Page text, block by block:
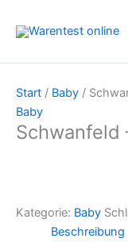
Inhalt
Start / Baby /
Baby
Schwanfeld
Kategorie: Baby
Beschreibung